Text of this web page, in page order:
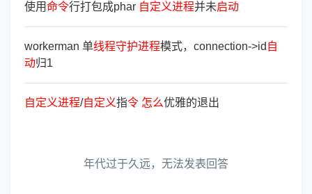
使用命令行打包成phar 自定义进程并未启动
workerman 单线程守护进程模式，connection->id 自
动归1
自定义进程/自定义指令 怎么优雅的退出
年代过于久远，无法发表回答